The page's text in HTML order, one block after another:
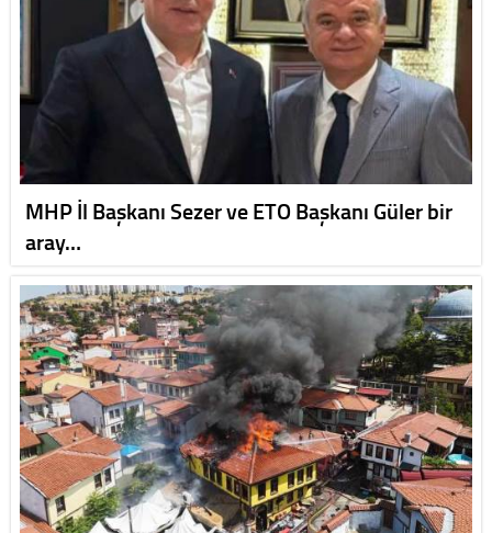
MHP İl Başkanı Sezer ve ETO Başkanı Güler bir
aray…